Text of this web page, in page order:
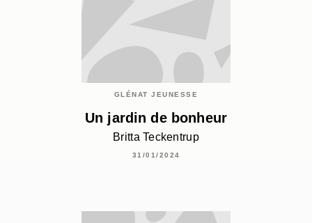
GLÉNAT JEUNESSE
Un jardin de bonheur
Britta Teckentrup
31/01/2024